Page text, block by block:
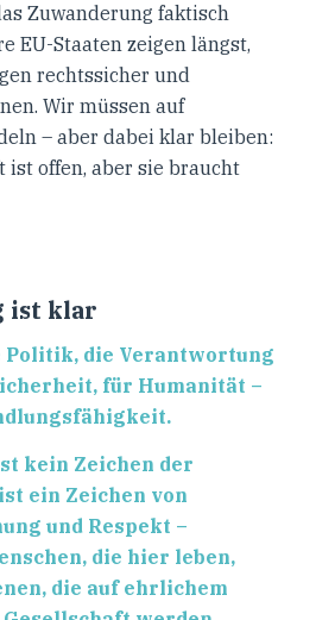
Zuwanderung faktisch
EU-Staaten zeigen längst,
rechtssicher und
Wir müssen auf
– aber dabei klar bleiben:
ist offen, aber sie braucht
ist klar
Politik, die Verantwortung
für Humanität –
kein Zeichen der
ein Zeichen von
und Respekt –
die hier leben,
die auf ehrlichem